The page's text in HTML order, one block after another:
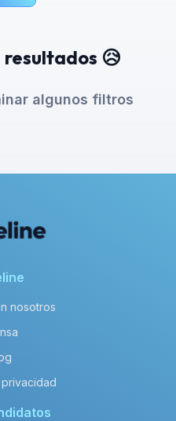
😥
algunos filtros
nosotros